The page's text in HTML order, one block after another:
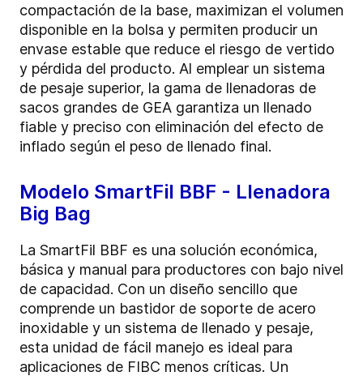
compactación de la base, maximizan el volumen
disponible en la bolsa y permiten producir un
envase estable que reduce el riesgo de vertido
y pérdida del producto. Al emplear un sistema
de pesaje superior, la gama de llenadoras de
sacos grandes de GEA garantiza un llenado
fiable y preciso con eliminación del efecto de
inflado según el peso de llenado final.
Modelo SmartFil BBF - Llenadora
Big Bag
La SmartFil BBF es una solución económica,
básica y manual para productores con bajo nivel
de capacidad. Con un diseño sencillo que
comprende un bastidor de soporte de acero
inoxidable y un sistema de llenado y pesaje,
esta unidad de fácil manejo es ideal para
aplicaciones de FIBC menos críticas. Un